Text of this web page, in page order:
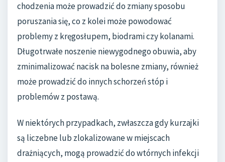
chodzenia może prowadzić do zmiany sposobu
poruszania się, co z kolei może powodować
problemy z kręgosłupem, biodrami czy kolanami.
Długotrwałe noszenie niewygodnego obuwia, aby
zminimalizować nacisk na bolesne zmiany, również
może prowadzić do innych schorzeń stóp i
problemów z postawą.
W niektórych przypadkach, zwłaszcza gdy kurzajki
są liczebne lub zlokalizowane w miejscach
drażniących, mogą prowadzić do wtórnych infekcji